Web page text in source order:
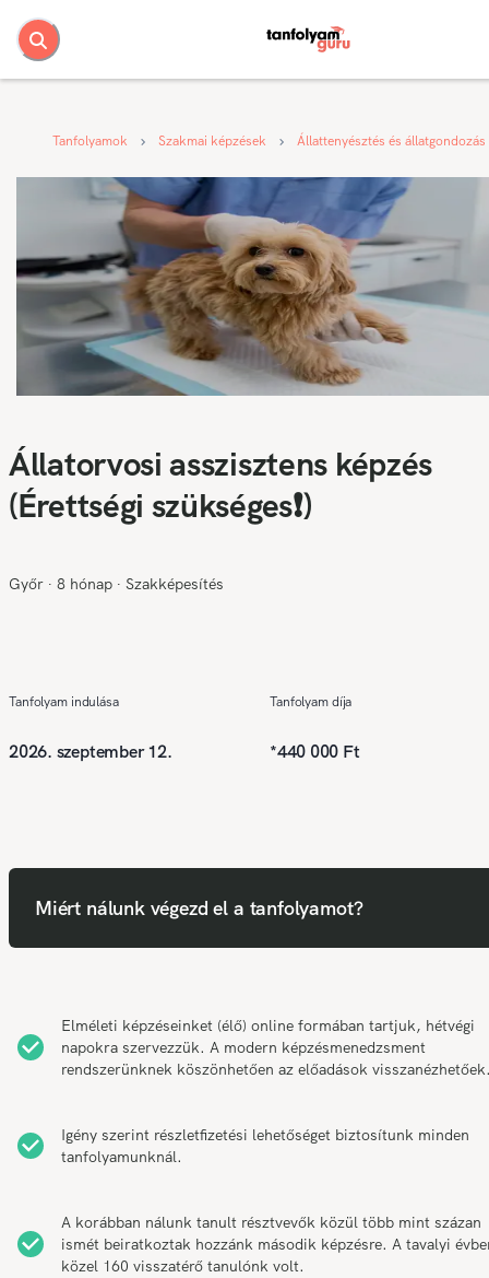
Tanfolyamok Szakmai képzések Állattenyésztés és állatgondozás
Állatorvosi asszisztens képzés
(Érettségi szükséges❗)
Győr ∙ 8 hónap ∙ Szakképesítés
Tanfolyam indulása
2026. szeptember 12.
Tanfolyam díja
*440 000 Ft
Miért nálunk végezd el a tanfolyamot?
Elméleti képzéseinket (élő) online formában tartjuk, hétvégi
napokra szervezzük. A modern képzésmenedzsment
rendszerünknek köszönhetően az előadások
Igény szerint részletfizetési lehetőséget biztosítunk minden
tanfolyamunknál.
A korábban nálunk tanult résztvevők közül több mint százan
ismét beiratkoztak hozzánk második képzésre. A tavalyi
közel 160 visszatérő tanulónk volt.